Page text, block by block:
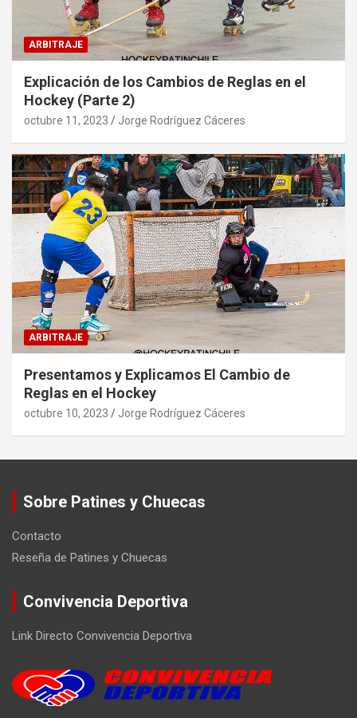
ARBITRAJE
Explicación de los Cambios de Reglas en el
Hockey (Parte 2)
octubre 11, 2023 Jorge Rodríguez Cáceres
ARBITRAJE
Presentamos y Explicamos El Cambio de
Reglas en el Hockey
octubre 10, 2023 Jorge Rodríguez Cáceres
Sobre Patines y Chuecas
Contacto
Reseña de Patines y Chuecas
Convivencia Deportiva
Link Directo Convivencia Deportiva